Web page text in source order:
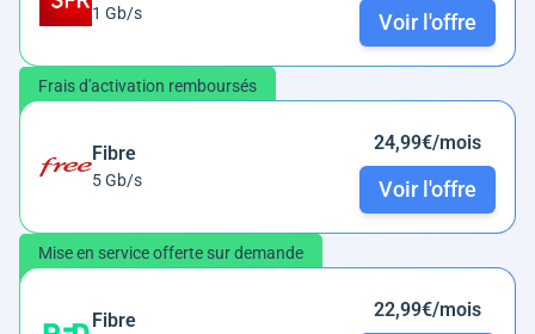
1 Gb/s Voir l'offre
Frais d'activation remboursés
Fibre
5 Gb/s
24,99€/mois
Voir l'offre
Mise en service offerte sur demande
Fibre 22,99€/mois